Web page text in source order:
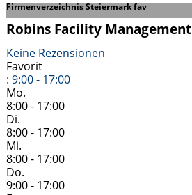
Hausbetreuung ein
nach Ihren individuellen
Weiterlesen …
Firmenverzeichnis Steiermark fav
Robins Facility Management
Keine Rezensionen
Favorit
:9:00 - 17:00
Mo.
8:00 - 17:00
Di.
8:00 - 17:00
Mi.
8:00 - 17:00
Do.
9:00 - 17:00